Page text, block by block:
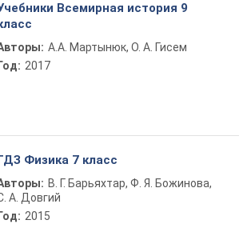
Всемирная история 9
А.А. Мартынюк, О. А. Гисем
Год: 2017
Физика 7 класс
В. Г. Барьяхтар, Ф. Я. Божинова,
А. Довгий
Год: 2015